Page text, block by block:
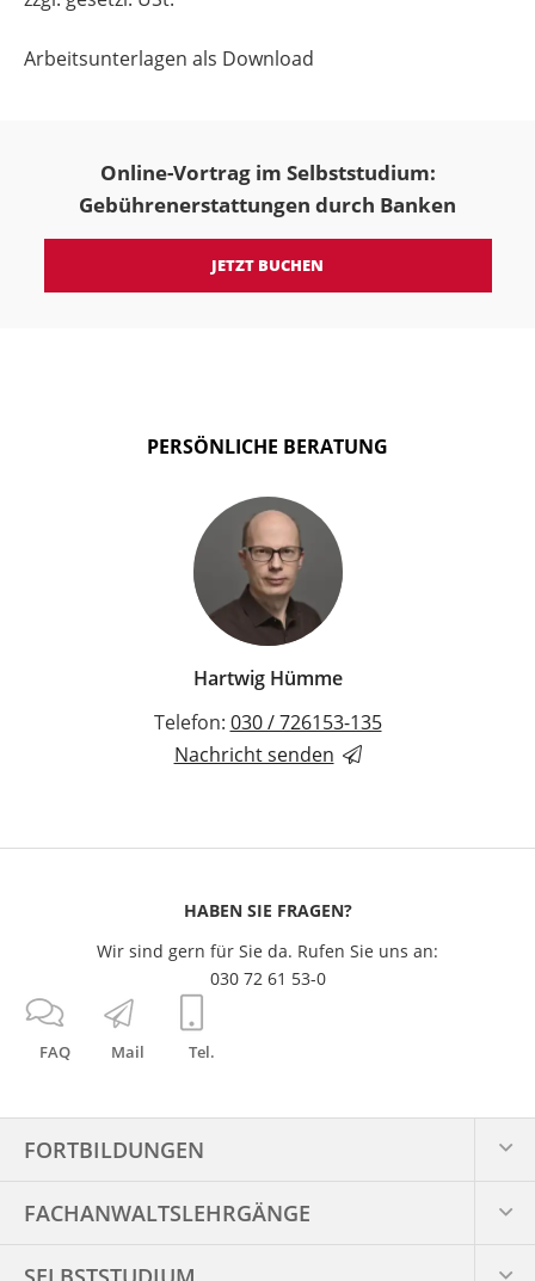
Arbeitsunterlagen als Download
Online-Vortrag im Selbststudium:
Gebührenerstattungen durch Banken
JETZT BUCHEN
PERSÖNLICHE BERATUNG
Hartwig Hümme
Telefon: 030 / 726153-135
Nachricht senden
FAQ Mail Tel.
HABEN SIE FRAGEN?
Wir sind gern für Sie da. Rufen Sie uns an:
030 72 61 53-0
FORTBILDUNGEN
FACHANWALTS­LEHRGÄNGE